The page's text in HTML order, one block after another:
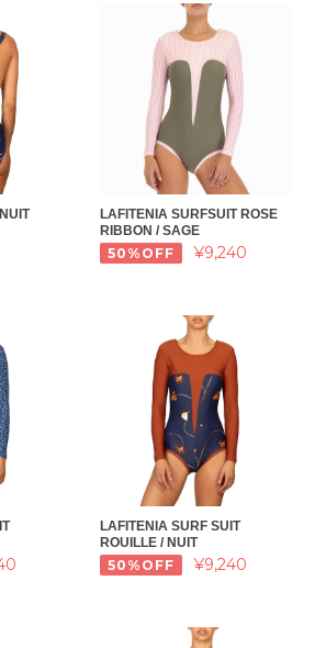
LAFITENIA SURFSUIT ROSE
RIBBON / SAGE
50%OFF ¥9,240
LAFITENIA SURF SUIT
ROUILLE / NUIT
50%OFF ¥9,240